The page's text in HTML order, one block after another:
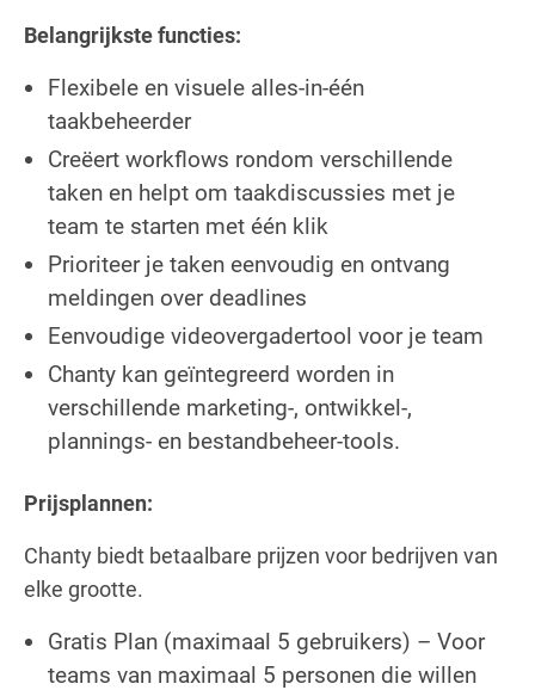
Belangrijkste functies:
Flexibele en visuele alles-in-één
taakbeheerder
Creëert workflows rondom verschillende
taken en helpt om taakdiscussies met je
team te starten met één klik
Prioriteer je taken eenvoudig en ontvang
meldingen over deadlines
Eenvoudige videovergadertool voor je team
Chanty kan geïntegreerd worden in
verschillende marketing-, ontwikkel-,
plannings- en bestandbeheer-tools.
Prijsplannen:
Chanty biedt betaalbare prijzen voor bedrijven van
elke grootte.
Gratis Plan (maximaal 5 gebruikers) – Voor
teams van maximaal 5 personen die willen